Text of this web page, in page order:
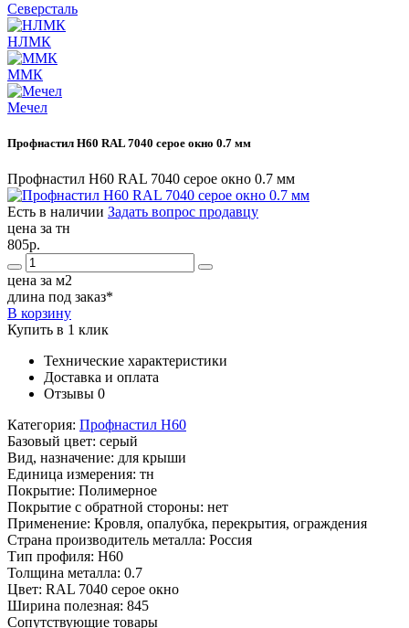
Северсталь
НЛМК
ММК
Мечел
Профнастил Н60 RAL 7040 серое окно 0.7 мм
Профнастил Н60 RAL 7040 серое окно 0.7 мм
Есть в наличии Задать вопрос продавцу
цена за тн
805р.
цена за м2
длина под заказ*
В корзину
Купить в 1 клик
Технические характеристики
Доставка и оплата
Отзывы 0
Категория: Профнастил Н60
Базовый цвет: серый
Вид, назначение: для крыши
Единица измерения: тн
Покрытие: Полимерное
Покрытие с обратной стороны: нет
Применение: Кровля, опалубка, перекрытия, ограждения
Страна производитель металла: Россия
Тип профиля: Н60
Толщина металла: 0.7
Цвет: RAL 7040 серое окно
Ширина полезная: 845
Сопутствующие товары